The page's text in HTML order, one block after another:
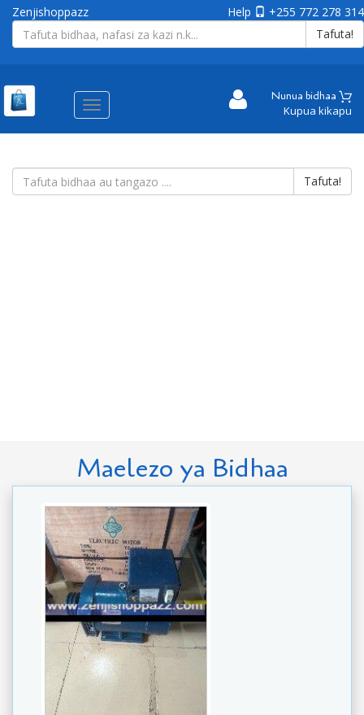
Help +255 772 278 314
Zenjishoppazz
Tafuta!
Aina
ya
Nunua bidhaa
Kupua kikapu
Tafuta!
Maelezo ya Bidhaa